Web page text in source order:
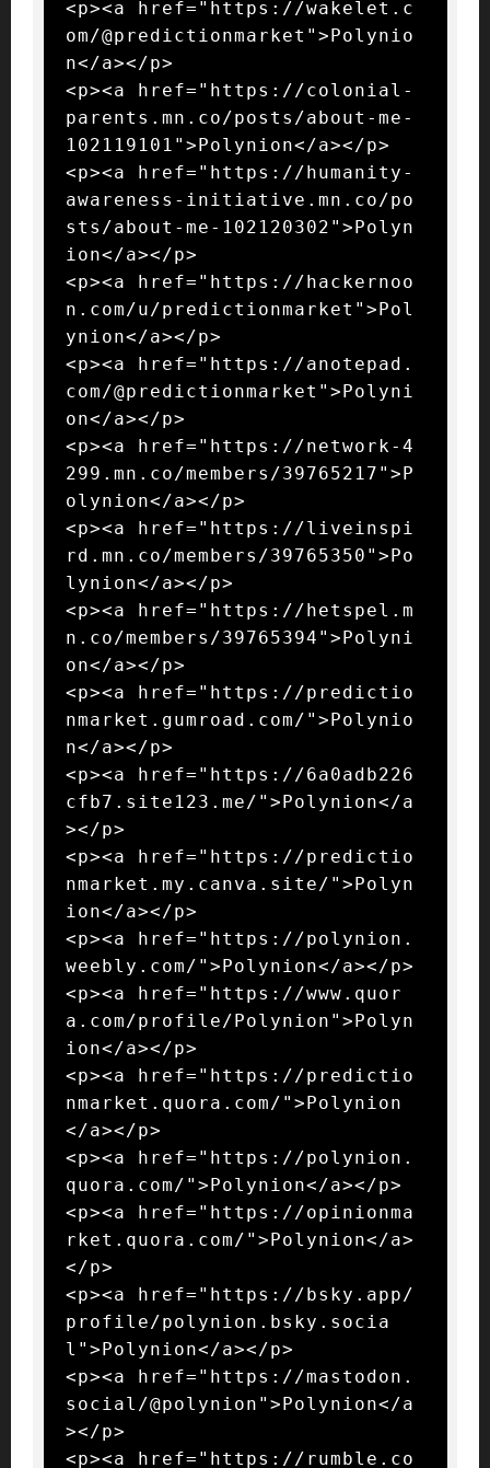
<p><a href="https://wakelet.c
om/@predictionmarket">Polynio
n</a></p>
<p><a href="https://colonial-
parents.mn.co/posts/about-me-
102119101">Polynion</a></p>
<p><a href="https://humanity-
awareness-initiative.mn.co/po
sts/about-me-102120302">Polyn
ion</a></p>
<p><a href="https://hackernoo
n.com/u/predictionmarket">Pol
ynion</a></p>
<p><a href="https://anotepad.
com/@predictionmarket">Polyni
on</a></p>
<p><a href="https://network-4
299.mn.co/members/39765217">P
olynion</a></p>
<p><a href="https://liveinspi
rd.mn.co/members/39765350">Po
lynion</a></p>
<p><a href="https://hetspel.m
n.co/members/39765394">Polyni
on</a></p>
<p><a href="https://predictio
nmarket.gumroad.com/">Polynio
n</a></p>
<p><a href="https://6a0adb226
cfb7.site123.me/">Polynion</a
></p>
<p><a href="https://predictio
nmarket.my.canva.site/">Polyn
ion</a></p>
<p><a href="https://polynion.
weebly.com/">Polynion</a></p>
<p><a href="https://www.quor
a.com/profile/Polynion">Polyn
ion</a></p>
<p><a href="https://predictio
nmarket.quora.com/">Polynion
</a></p>
<p><a href="https://polynion.
quora.com/">Polynion</a></p>
<p><a href="https://opinionma
rket.quora.com/">Polynion</a>
</p>
<p><a href="https://bsky.app/
profile/polynion.bsky.socia
l">Polynion</a></p>
<p><a href="https://mastodon.
social/@polynion">Polynion</a
></p>
<p><a href="https://rumble.co